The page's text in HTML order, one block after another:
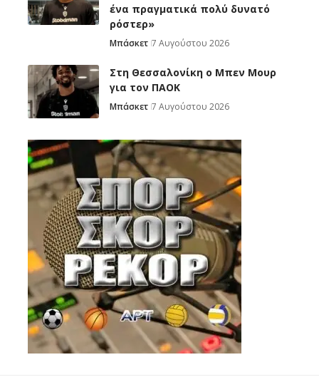
ένα πραγματικά πολύ δυνατό
ρόστερ»
Μπάσκετ 7 Αυγούστου 2026
Στη Θεσσαλονίκη ο Μπεν Μουρ
για τον ΠΑΟΚ
Μπάσκετ 7 Αυγούστου 2026